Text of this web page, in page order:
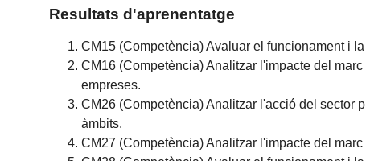
Resultats d'aprenentatge
CM15 (Competència) Avaluar el funcionament i
CM16 (Competència) Analitzar l'impacte del
empreses.
CM26 (Competència) Analitzar l'acció del sector
àmbits.
CM27 (Competència) Analitzar l'impacte del